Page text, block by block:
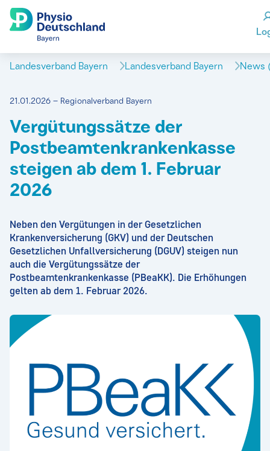
Landesverband Bayern Landesverband Bayern News
21.01.2026 – Regionalverband Bayern
Vergütungssätze der
Postbeamtenkrankenkasse
steigen ab dem 1. Februar
2026
Neben den Vergütungen in der Gesetzlichen
Krankenversicherung (GKV) und der Deutschen
Gesetzlichen Unfallversicherung (DGUV) steigen nun
auch die Vergütungssätze der
Postbeamtenkrankenkasse (PBeaKK). Die Erhöhungen
gelten ab dem 1. Februar 2026.